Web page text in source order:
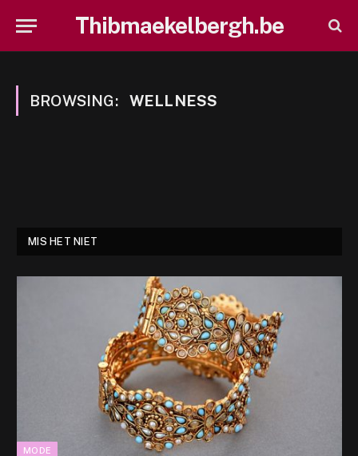
Thibmaekelbergh.be
BROWSING: WELLNESS
MIS HET NIET
MODE